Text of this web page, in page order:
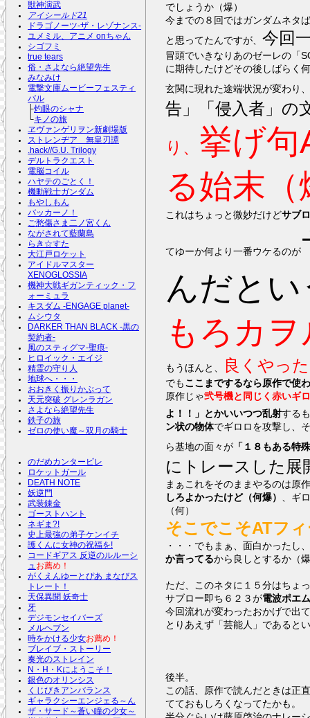
獣神演武
アイシールド21
ドラゴノーツ-ザ・レゾナンス-
ユメミル、アニメ onちゃん
シゴフミ
true tears
俗・さよなら絶望先生
みなみけ
電撃文庫ムービーフェスティ
バル
├灼眼のシャナ
└キノの旅
ヱヴァンゲリヲン新劇場版
ストレンヂア 無皇刃譚
.hack//G.U. Trilogy
デルトラクエスト
電脳コイル
ハヤテのごとく！
機動戦士ガンダム
もやしもん
バッカーノ！
ご愁傷さま二ノ宮くん
ながされて藍蘭島
らき☆すた
大江戸ロケット
アイドルマスター
XENOGLOSSIA
機神大戦ギガンティック・フ
ォーミュラ
キスダム -ENGAGE planet-
ムシウタ
DARKER THAN BLACK -黒の
契約者-
風のスティグマ-聖痕-
ヒロイック・エイジ
精霊の守り人
地球へ・・・
おおきく振りかぶって
天元突破 グレンラガン
さよなら絶望先生
鉄子の旅
ゼロの使い魔～双月の騎士
のだめカンタービレ
ロケットガール
DEATH NOTE
妖逆門
武装錬金
ゴーストハント
ネギま?!
史上最強の弟子ケンイチ
護くんに女神の祝福を!
コードギアス 反逆のルルーシ
ュお薦め！
がくえんゆーとぴあ まなびス
トレート！
天保異聞 妖奇士
牙
デジモンセイバーズ
メルヘブン
時をかける少女お薦め！
ブレイブ・ストーリー
奏光のストレイン
N・H・Kにようこそ！
銀色のオリンシス
くじびきアンバランス
ギャラクシーエンジェる～ん
ザ・サード～蒼い瞳の少女～
でしょうか（爆）
今までの８回ではガンダムネタ
と思ってたんですが、今回
冒頭でいきなりあのゼーレの「SOUND ONLY」って書いてあるモノリスが出てきてｷﾀ━━━━(ﾟ∀ﾟ
に期待したけどその後しばらく
玄関に現れた途端状況が変わり
告」「侵入者」の
り、 挙げ句
る始末（
これはちょっと微妙だけどサブ
てゆーか何より一番ウケるのが
んだと
もろカ
もうほんと、 良くやっ
でもここまでするなら原作で使
原作じゃ弐号機と同じく赤いギ
よ！！」とかいいつつ乱射する
ン状の物体でギロロを攻撃し、
ら基地の面々が 「１８もある特
にトレースした展
まぁこれをそのままやるのは原
しろよかったけど（何爆）
、ギ
（何）
そこでこそATフ
・・・でもまぁ、面白かったし
か言ってるから良しとするか（
ただ、このネタに１５分はちょ
サブロー即ち６２３が電波ポエ
今回流れが変わったおかげで出
とりあえず「芸能人」であると
後半。
この話、原作で読んだときは正
てておもしろくなってたかも。